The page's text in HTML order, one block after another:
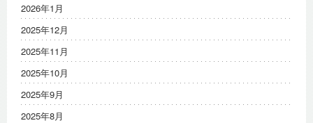
2026年1月
2025年12月
2025年11月
2025年10月
2025年9月
2025年8月